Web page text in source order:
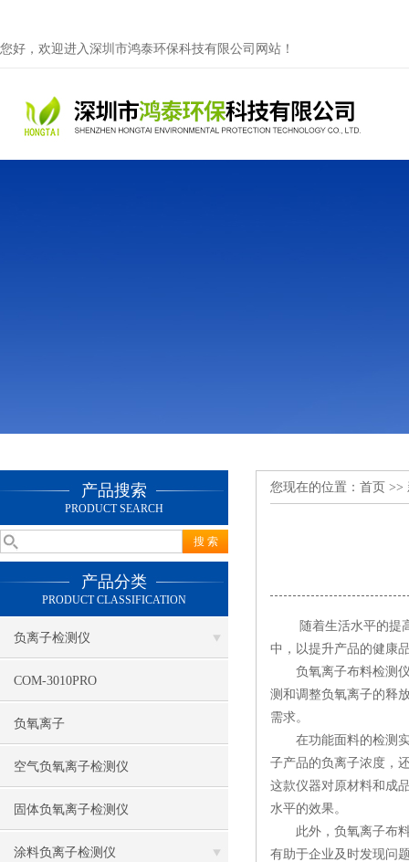
您好，欢迎进入深圳市鸿泰环保科技有限公司网站！
产品搜索
PRODUCT SEARCH
产品分类
PRODUCT CLASSIFICATION
负离子检测仪
COM-3010PRO
负氧离子
空气负氧离子检测仪
固体负氧离子检测仪
涂料负离子检测仪
您现在的位置： 首页 >>
随着生活水平的提高
中，以提升产品的健康
负氧离子布料检测仪
测和调整负氧离子的释
需求。
在功能面料的检测实
子产品的负离子浓度，
这款仪器对原材料和成
水平的效果。
此外，负氧离子布料
有助于企业及时发现问